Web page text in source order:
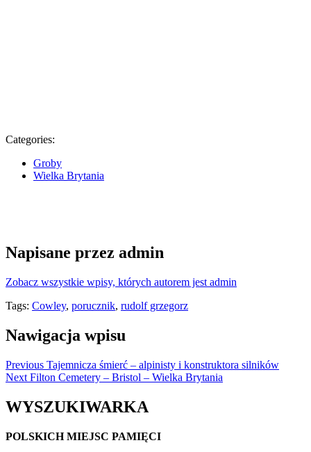
Categories:
Groby
Wielka Brytania
Napisane przez admin
Zobacz wszystkie wpisy, których autorem jest admin
Tags: Cowley, porucznik, rudolf grzegorz
Nawigacja wpisu
Previous Tajemnicza śmierć – alpinisty i konstruktora silników
Next Filton Cemetery – Bristol – Wielka Brytania
WYSZUKIWARKA
POLSKICH MIEJSC PAMIĘCI